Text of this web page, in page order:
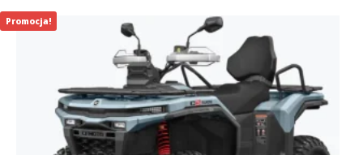
999,00 zł.
Promocja!